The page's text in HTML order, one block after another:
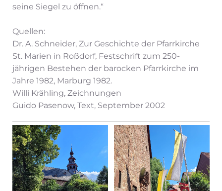
seine Siegel zu öffnen.“
Quellen:
Dr. A. Schneider, Zur Geschichte der Pfarrkirche
St. Marien in Roßdorf, Festschrift zum 250-
jährigen Bestehen der barocken Pfarrkirche im
Jahre 1982, Marburg 1982.
Willi Krähling, Zeichnungen
Guido Pasenow, Text, September 2002